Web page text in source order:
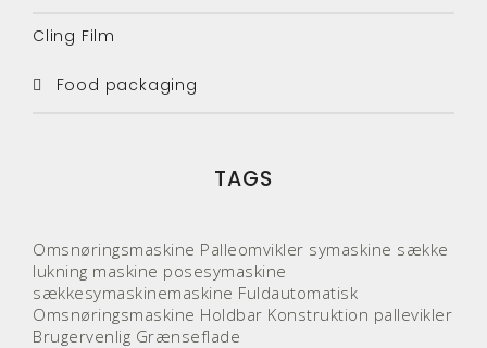
Cling Film
Food packaging
TAGS
Omsnøringsmaskine Palleomvikler symaskine sække
lukning maskine posesymaskine
sækkesymaskinemaskine Fuldautomatisk
Omsnøringsmaskine Holdbar Konstruktion pallevikler
Brugervenlig Grænseflade